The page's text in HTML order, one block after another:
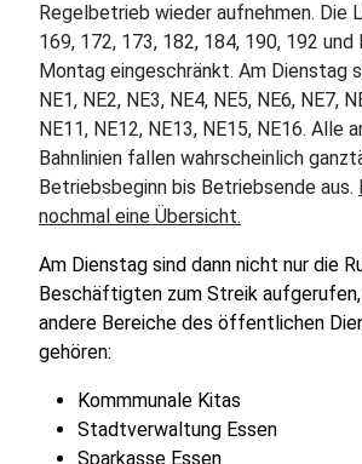
Regelbetrieb wieder aufnehmen. Die
169, 172, 173, 182, 184, 190, 192 und
Montag eingeschränkt. Am Dienstag
NE1, NE2, NE3, NE4, NE5, NE6, NE7,
NE11, NE12, NE13, NE15, NE16. Alle
Bahnlinien fallen wahrscheinlich
Betriebsbeginn bis Betriebsende aus.
nochmal eine Übersicht.
Am Dienstag sind dann nicht nur die
Beschäftigten zum Streik
andere Bereiche des öffentlichen
gehören:
Kommmunale Kitas
Stadtverwaltung Essen
Sparkasse Essen